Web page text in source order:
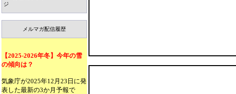
ジ
メルマガ配信履歴
【2025-2026年冬】今年の雪
の傾向は？
気象庁が2025年12月23日に発
表した最新の3か月予報で